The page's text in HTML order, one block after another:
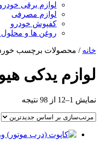
لوازم برقی
لوازم مصرفی
کفپوش خودرو
روغن ها و محلول
خانه / محصولات برچسب خورده
لوازم یدکی
نمایش 1–12 از 98 نتیجه
اساس